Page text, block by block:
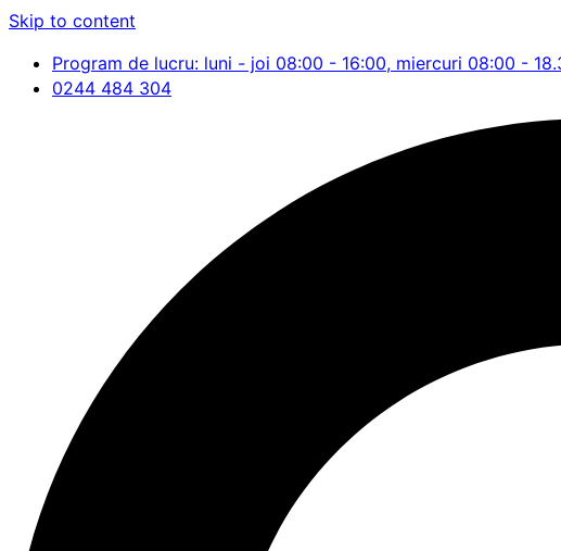
Skip to content
Program de lucru: luni - joi 08:00 - 16:00, miercuri 08:00 -
0244 484 304